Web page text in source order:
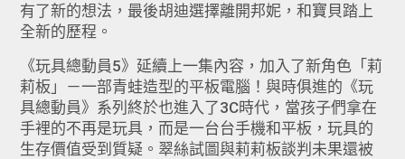
有了新的想法，最後胡迪選擇離開邦妮，和寶貝踏上
全新的歷程。
《玩具總動員5》延續上一集內容，加入了新角色「莉
莉板」－一部青蛙造型的平板電腦！與時俱進的《玩
具總動員》系列終於也進入了3C時代，當孩子們拿在
手裡的不再是玩具，而是一台台手機和平板，玩具的
生存價值受到質疑。翠絲試圖與莉莉板談判未果還被